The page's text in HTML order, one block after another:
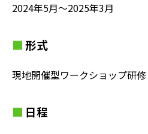
2024年5月〜2025年3月
形式
現地開催型ワークショップ研修
日程